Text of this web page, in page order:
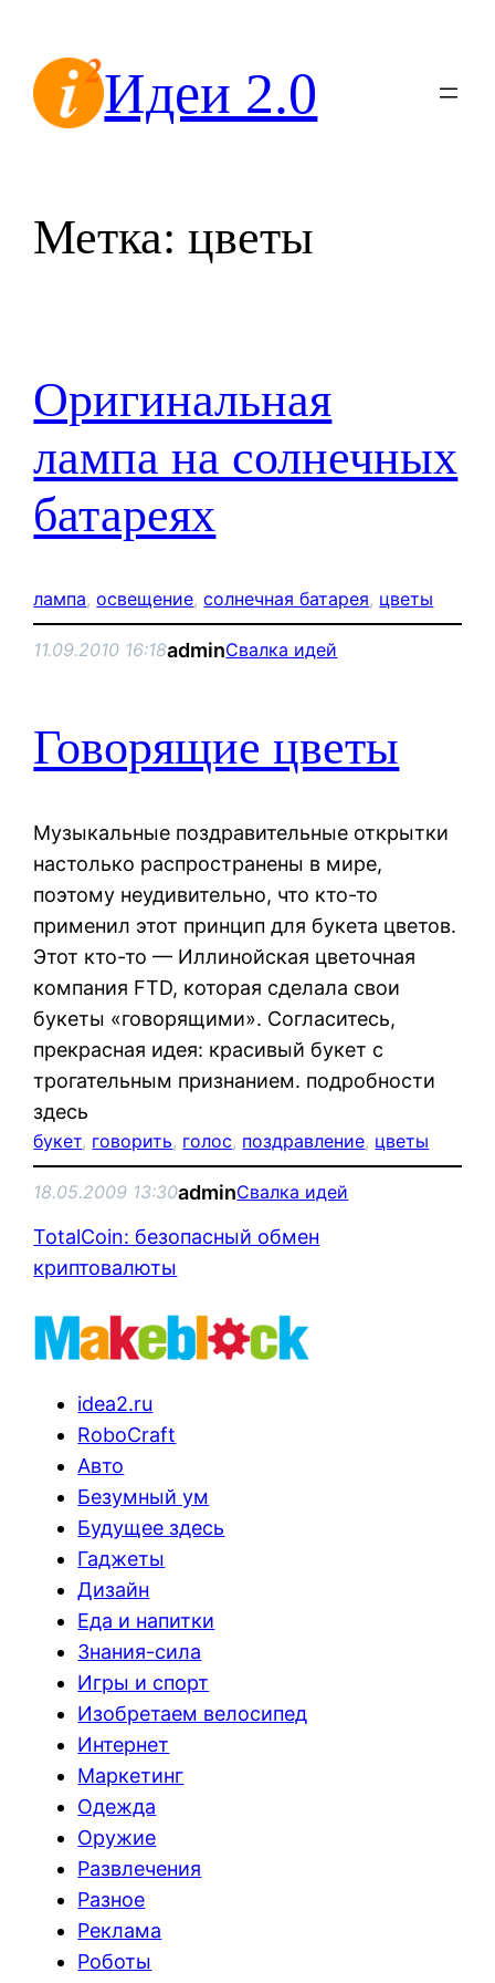
содержимомуИдеи 2.0
Метка:цветы
Оригинальная
лампа на солнечных
батареях
лампа, освещение, солнечная батарея, цветы
11.09.2010 16:18adminСвалка идей
Говорящие цветы
Музыкальные поздравительные открытки
настолько распространены в мире,
поэтому неудивительно, что кто-то
применил этот принцип для букета цветов.
Этот кто-то — Иллинойская цветочная
компания FTD, которая сделала свои
букеты «говорящими». Согласитесь,
прекрасная идея: красивый букет с
трогательным признанием. подробности
здесь
букет, говорить, голос, поздравление, цветы
18.05.2009 13:30adminСвалка идей
TotalCoin: безопасный обмен
криптовалюты
idea2.ru
RoboCraft
Авто
Безумный ум
Будущее здесь
Гаджеты
Дизайн
Еда и напитки
Знания-сила
Игры и спорт
Изобретаем велосипед
Интернет
Маркетинг
Одежда
Оружие
Развлечения
Разное
Реклама
Роботы